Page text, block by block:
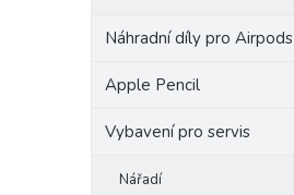
Náhradní díly pro Airpods
Apple Pencil
Vybavení pro servis
Nářadí